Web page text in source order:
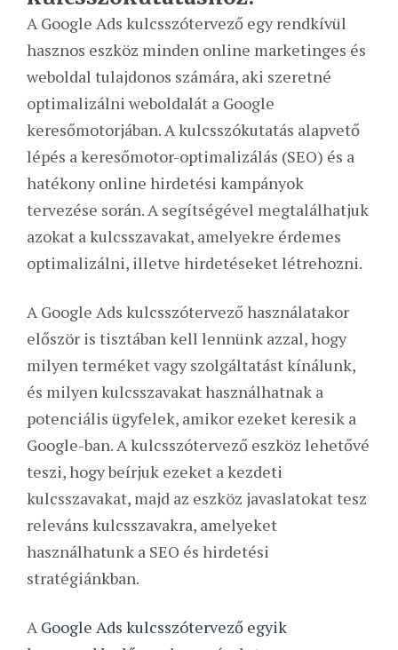
A Google Ads kulcsszótervező egy rendkívül
hasznos eszköz minden online marketinges és
weboldal tulajdonos számára, aki szeretné
optimalizálni weboldalát a Google
keresőmotorjában. A kulcsszókutatás alapvető
lépés a keresőmotor-optimalizálás (SEO) és a
hatékony online hirdetési kampányok
tervezése során. A segítségével megtalálhatjuk
azokat a kulcsszavakat, amelyekre érdemes
optimalizálni, illetve hirdetéseket létrehozni.
A Google Ads kulcsszótervező használatakor
először is tisztában kell lennünk azzal, hogy
milyen terméket vagy szolgáltatást kínálunk,
és milyen kulcsszavakat használhatnak a
potenciális ügyfelek, amikor ezeket keresik a
Google-ban. A kulcsszótervező eszköz lehetővé
teszi, hogy beírjuk ezeket a kezdeti
kulcsszavakat, majd az eszköz javaslatokat tesz
releváns kulcsszavakra, amelyeket
használhatunk a SEO és hirdetési
stratégiánkban.
AGoogle Ads kulcsszótervező egyik